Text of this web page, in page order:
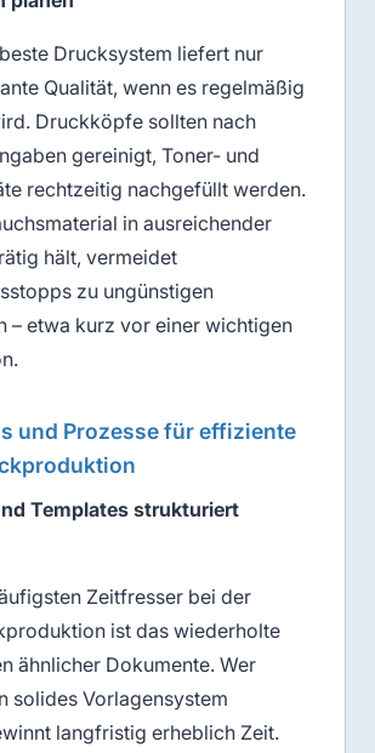
Drucksystem liefert nur
Qualität, wenn es regelmäßig
Druckköpfe sollten nach
gereinigt, Toner- und
rechtzeitig nachgefüllt werden.
in ausreichender
hält, vermeidet
zu ungünstigen
– etwa kurz vor einer wichtigen
und Prozesse für effiziente
Templates strukturiert
Zeitfresser bei der
ist das wiederholte
ähnlicher Dokumente. Wer
solides Vorlagensystem
langfristig erheblich Zeit.